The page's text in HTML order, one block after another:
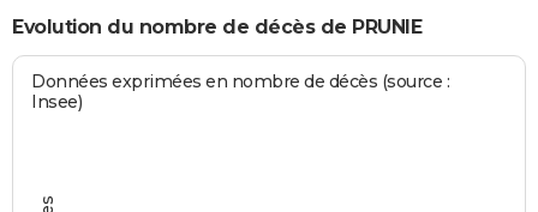
Evolution du nombre de décès de PRUNIE
Données exprimées en nombre de décès (source :
Insee)